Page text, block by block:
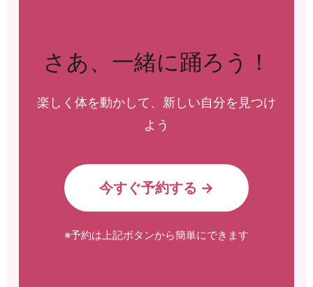
さあ、一緒に踊ろう！
楽しく体を動かして、新しい自分を見つけ
よう
今すぐ予約する →
※予約は上記ボタンから簡単にできます